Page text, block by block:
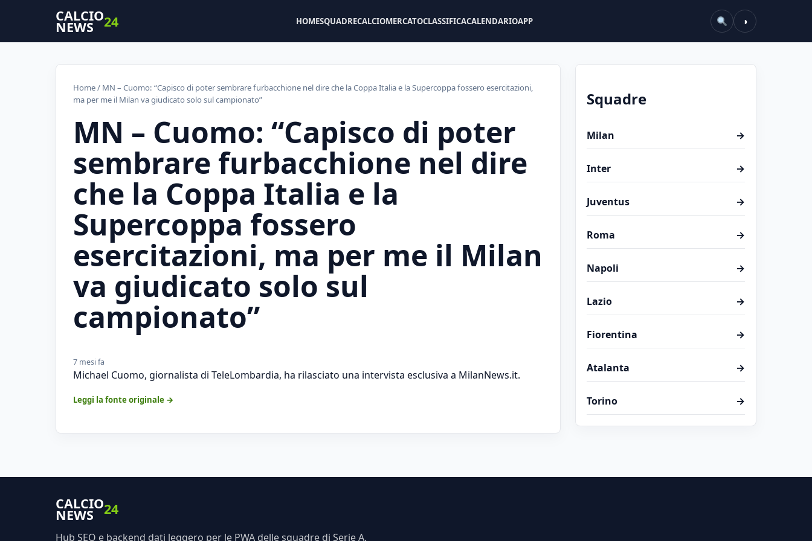
CALCIO
NEWS 24 HOMESQUADRECALCIOMERCATOCLASSIFICACALENDARIOAPP ◑
Home/ MN – Cuomo: “Capisco di poter sembrare furbacchione nel dire che la Coppa Italia e la Supercoppa fossero esercitazioni,
ma per me il Milan va giudicato solo sul campionato”
MN – Cuomo: “Capisco di poter
sembrare furbacchione nel dire
che la Coppa Italia e la
Supercoppa fossero
esercitazioni, ma per me il Milan
va giudicato solo sul
campionato”
7 mesi fa
Michael Cuomo, giornalista di TeleLombardia, ha rilasciato una intervista esclusiva a MilanNews.it.
Leggi la fonte originale →
Squadre
Milan →
Inter →
Juventus →
Roma →
Napoli →
Lazio →
Fiorentina →
Atalanta →
Torino →
CALCIO
NEWS 24
Hub SEO e backend dati leggero per le PWA delle squadre di Serie A.